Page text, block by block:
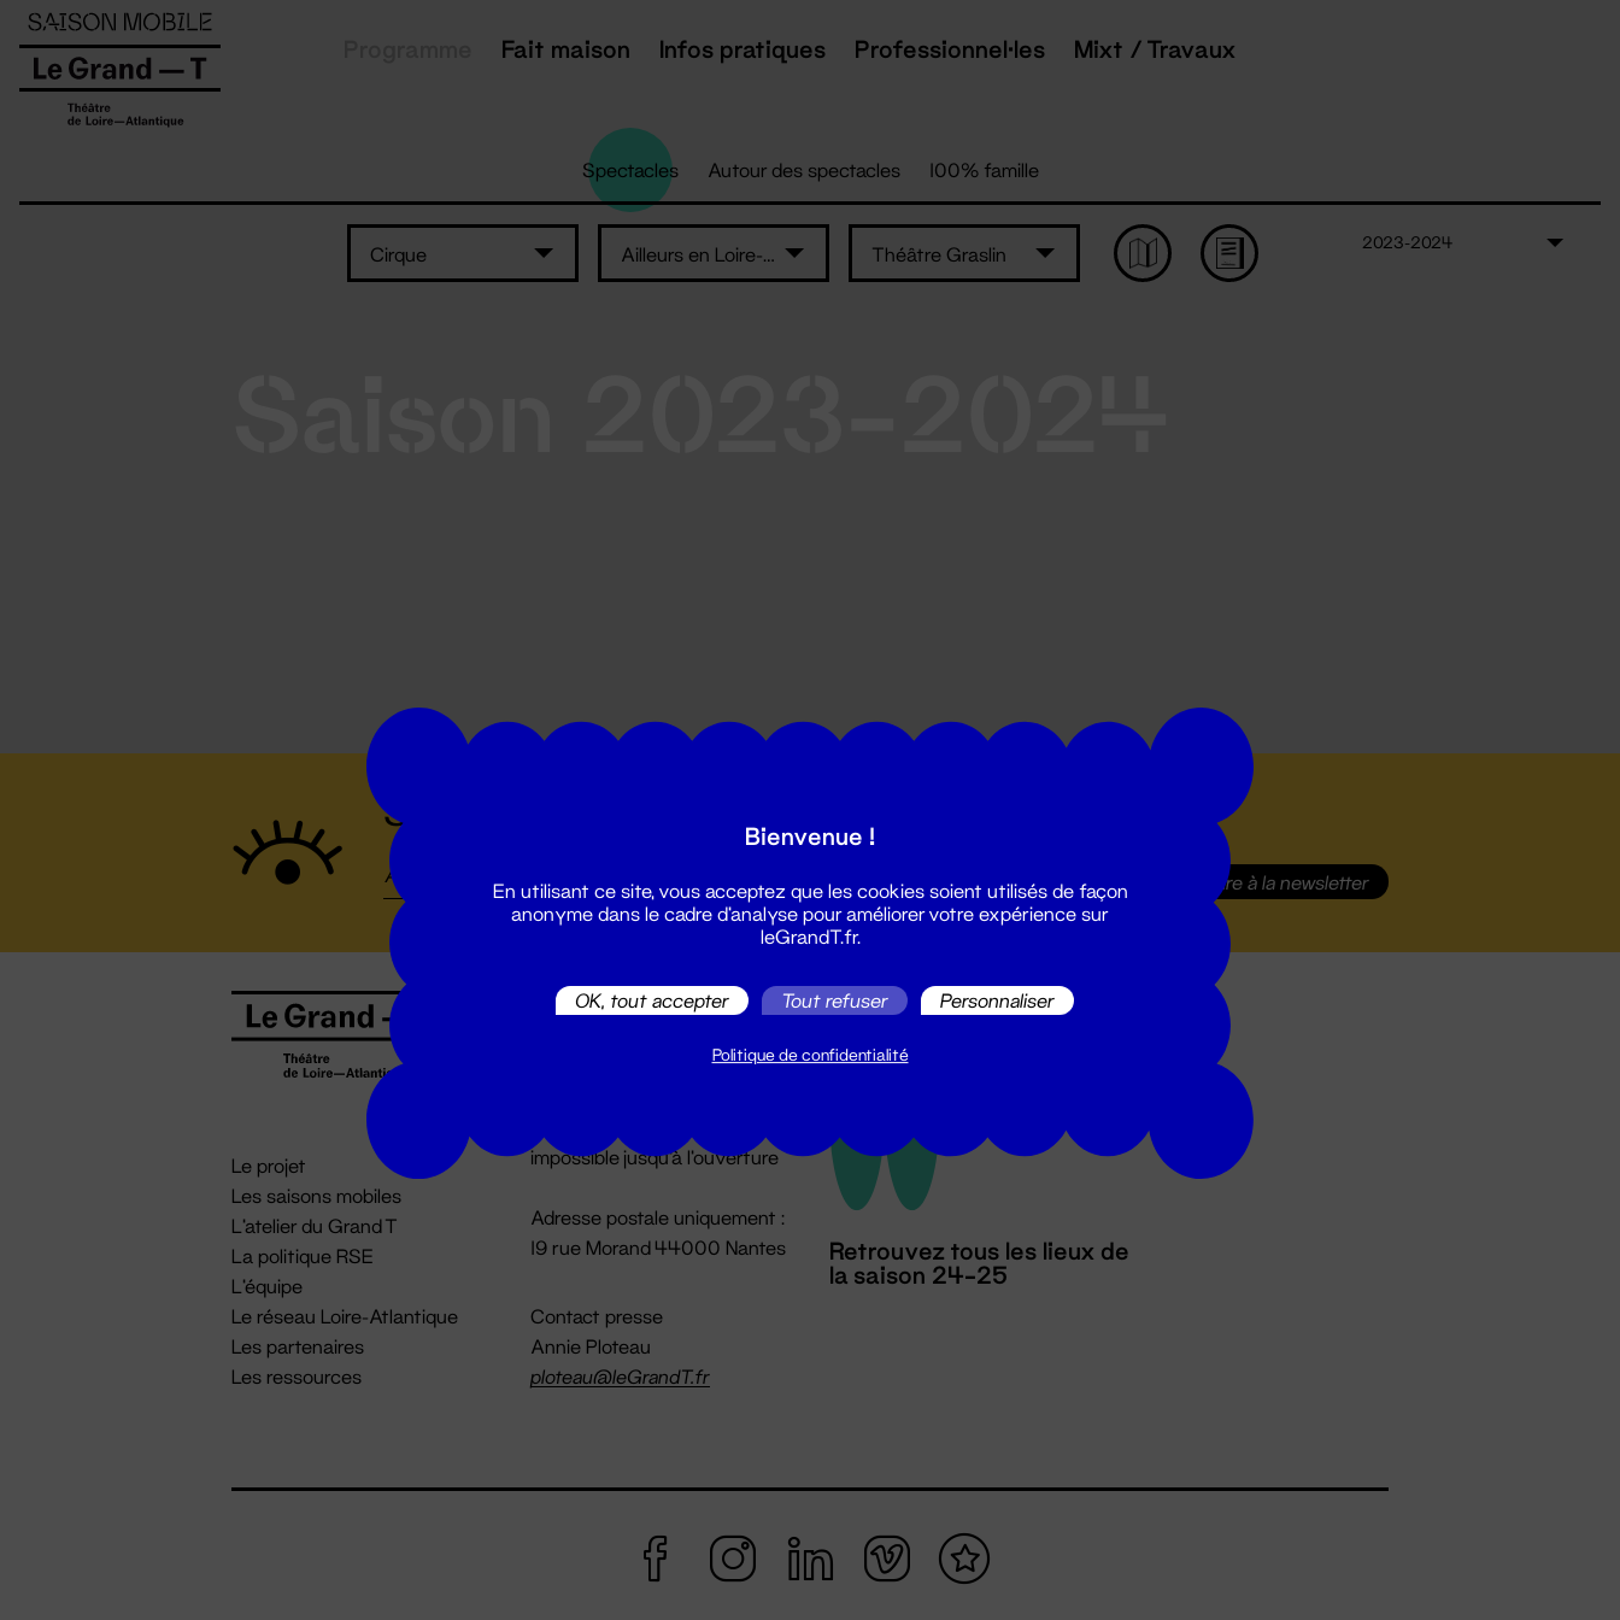
Fait maison Infos pratiques Professionnel·les Mixt / Travaux
Spectacles Autour des spectacles 100% famille
Cirque Ailleurs en Loire-Atlantique Théâtre Graslin
2023-2024
Suivez toutes les actualités du Grand T :
S'inscrire à la newsletter
Le projet
Les saisons mobiles
L'atelier du Grand T
La politique RSE
L'équipe
Le réseau Loire-Atlantique
Les partenaires
Les ressources
Billetterie
billetterie@leGrandT.fr
impossible jusqu'à l'ouverture
Adresse postale uniquement :
19 rue Morand 44000 Nantes
Contact presse
Annie Ploteau
ploteau@leGrandT.fr
Retrouvez tous les lieux de
la saison 24-25
Panneau de gestion des cookies
Bienvenue !
En utilisant ce site, vous acceptez que les cookies soient utilisés de façon
anonyme dans le cadre d'analyse pour améliorer votre expérience sur
leGrandT.fr.
OK, tout accepter Tout refuser Personnaliser
Politique de confidentialité